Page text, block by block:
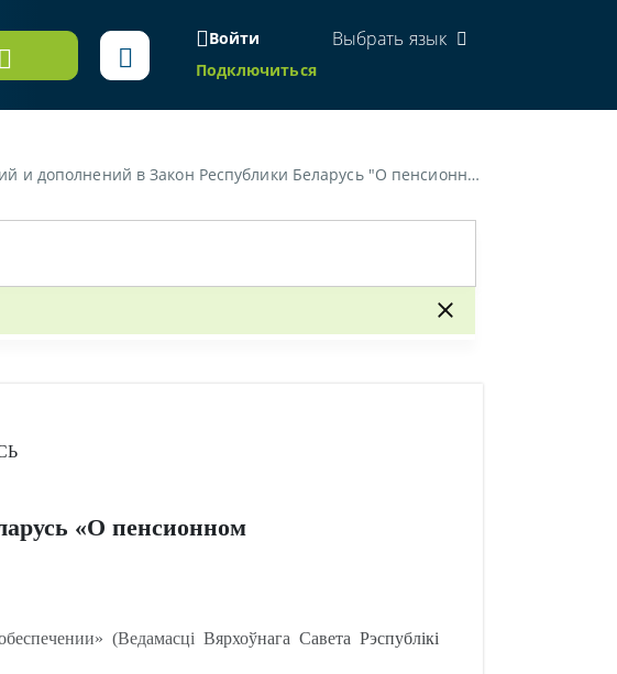
Войти
Подключиться
Выбрать язык
в Закон Республики Беларусь "О пенсионном обеспечении"»
«О пенсионном
(Ведамасці Вярхоўнага Савета Рэспублікі